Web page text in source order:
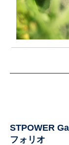
STPOWER
フォリオ